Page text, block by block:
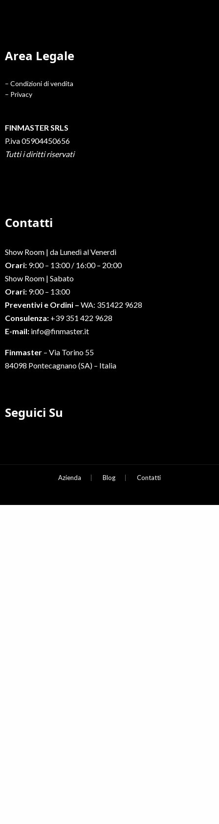
Area Legale
– Condizioni di vendita
– Privacy
FINMASTER SRLS
P.iva 05904450656
Tutti i diritti riservati
Contatti
Show Room | da Lunedì al Venerdì
Orari: 9:00 – 13:00 / 16:00 – 20:00
Show Room | Sabato
Orari: 9:00 – 13:00
Preventivi e Ordini – WA: 351422 9628
Consulenza: +39 351 422 9628
E-mail: info@finmaster.it
Finmaster – Via Torino 55
84098 Pontecagnano (SA) – Italia
Seguici Su
Azienda Blog Contatti